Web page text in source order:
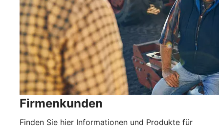
Firmenkunden
Finden Sie hier Informationen und Produkte für